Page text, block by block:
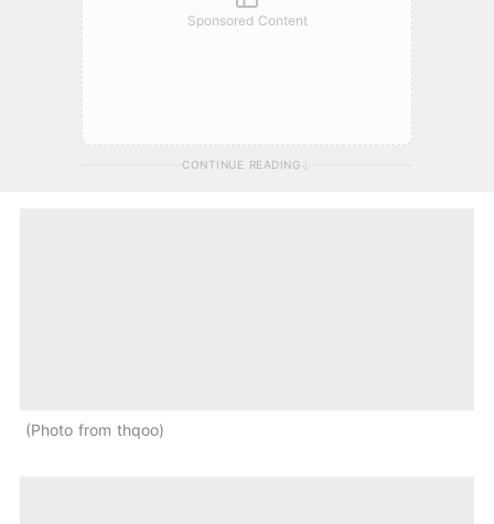
Sponsored Content
CONTINUE READING
Photo from thqoo